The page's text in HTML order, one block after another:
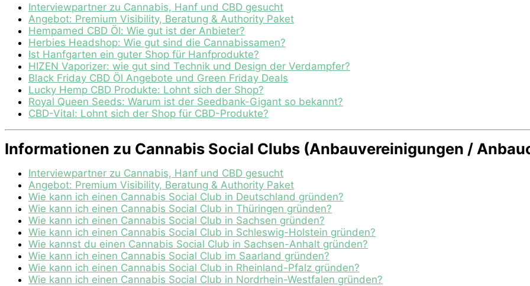
Interviewpartner zu Cannabis, Hanf und CBD gesucht
Angebot: Premium Visibility, Beratung & Authority Paket
Hempamed CBD Öl: Wie gut ist der Anbieter?
Herbies Headshop: Wie gut sind die Cannabissamen?
Ist Hanfgarten ein guter Shop für Hanfprodukte?
HIZEN Vaporizer: wie gut sind Technik und Design der Verdampfer?
Black Friday CBD Öl Angebote und Green Friday Deals
Lucky Hemp CBD Produkte: Lohnt sich der Shop?
Royal Queen Seeds: Warum ist der Seedbank-Gigant so bekannt?
CBD-Vital: Lohnt sich der Shop für CBD-Produkte?
Informationen zu Cannabis Social Clubs (Anbauvereinigungen /
Interviewpartner zu Cannabis, Hanf und CBD gesucht
Angebot: Premium Visibility, Beratung & Authority Paket
Wie kann ich einen Cannabis Social Club in Deutschland gründen?
Wie kann ich einen Cannabis Social Club in Thüringen gründen?
Wie kann ich einen Cannabis Social Club in Sachsen gründen?
Wie kann ich einen Cannabis Social Club in Schleswig-Holstein gründen?
Wie kannst du einen Cannabis Social Club in Sachsen-Anhalt gründen?
Wie kann ich einen Cannabis Social Club im Saarland gründen?
Wie kann ich einen Cannabis Social Club in Rheinland-Pfalz gründen?
Wie kann ich einen Cannabis Social Club in Nordrhein-Westfalen gründen?